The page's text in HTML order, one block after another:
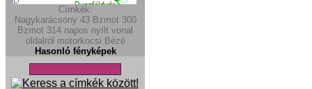
Címkék:
Nagykarácsony 43 Bzmot 300
Bzmot 314 napos nyílt vonal
oldalról motorkocsi Bézé
Hasonló fényképek